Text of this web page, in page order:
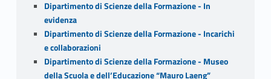
Dipartimento di Scienze della Formazione - In
evidenza
Dipartimento di Scienze della Formazione - Incarichi
e collaborazioni
Dipartimento di Scienze della Formazione - Museo
della Scuola e dell’Educazione “Mauro Laeng”